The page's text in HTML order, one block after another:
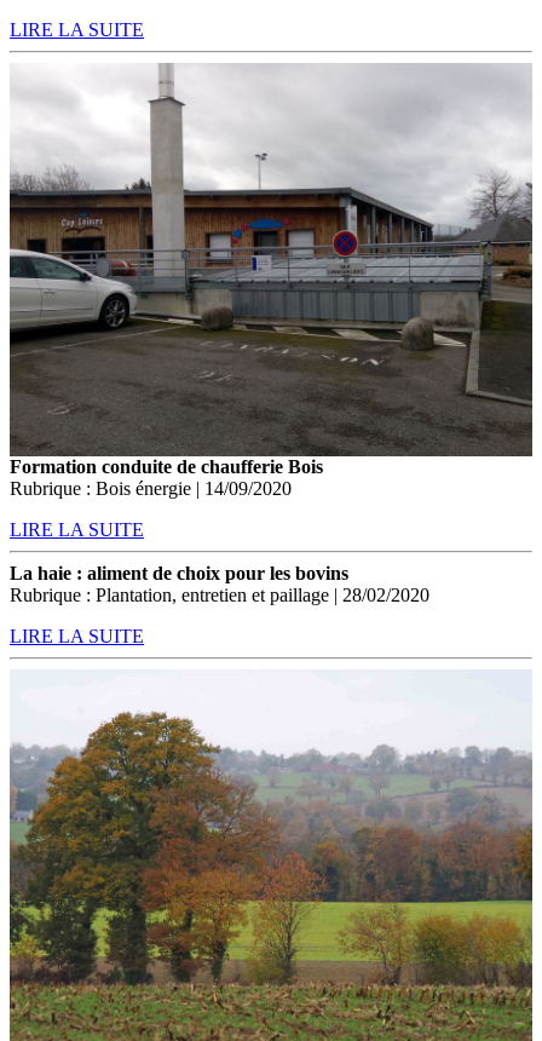
LIRE LA SUITE
Formation conduite de chaufferie Bois
Rubrique : Bois énergie | 14/09/2020
LIRE LA SUITE
La haie : aliment de choix pour les bovins
Rubrique : Plantation, entretien et paillage | 28/02/2020
LIRE LA SUITE